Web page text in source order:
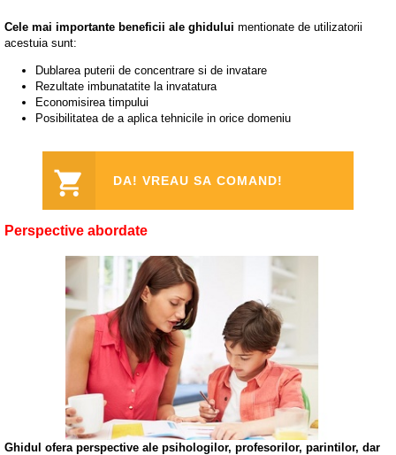
Cele mai importante beneficii ale ghidului mentionate de utilizatorii
acestuia sunt:
Dublarea puterii de concentrare si de invatare
Rezultate imbunatatite la invatatura
Economisirea timpului
Posibilitatea de a aplica tehnicile in orice domeniu
DA! VREAU SA COMAND!
Perspective abordate
Ghidul ofera perspective ale psihologilor, profesorilor, parintilor, dar